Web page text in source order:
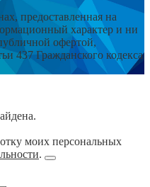
предоставленная на
характер и ни
офертой,
437 Гражданского кодекса
моих персональных
.